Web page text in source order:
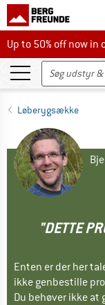
Up to 50% off now in
Up to 50% off now
Løberygsække
"DETTE
Enten er der her
ikke genbestille
Du behøver ikke at